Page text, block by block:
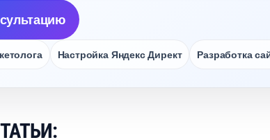
Настройка Яндекс Директ Разработка